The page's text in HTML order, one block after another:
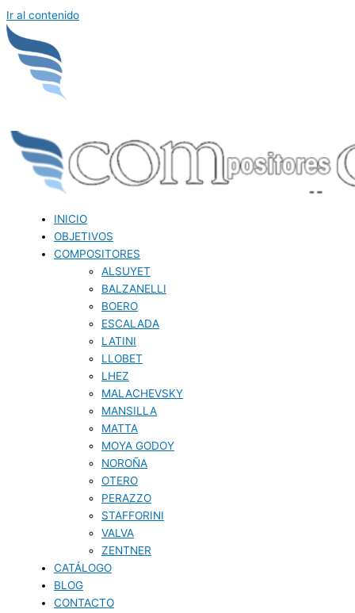
Ir al contenido
INICIO
OBJETIVOS
COMPOSITORES
ALSUYET
BALZANELLI
BOERO
ESCALADA
LATINI
LLOBET
LHEZ
MALACHEVSKY
MANSILLA
MATTA
MOYA GODOY
NOROÑA
OTERO
PERAZZO
STAFFORINI
VALVA
ZENTNER
CATÁLOGO
BLOG
CONTACTO